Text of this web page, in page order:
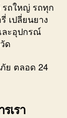
รถใหญ่ รถทุก
เปลี่ยนยาง
ละอุปกรณ์
ด
ย ตลอด 24
เรา